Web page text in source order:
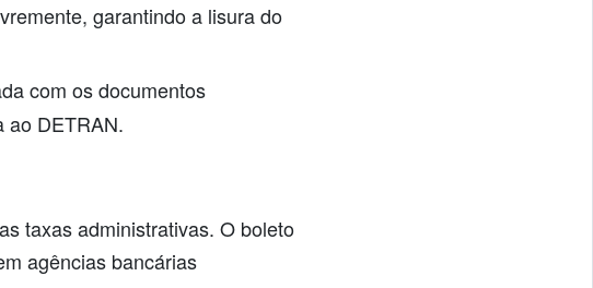
garantindo a lisura do
com os documentos
ao DETRAN.
taxas administrativas. O boleto
agências bancárias